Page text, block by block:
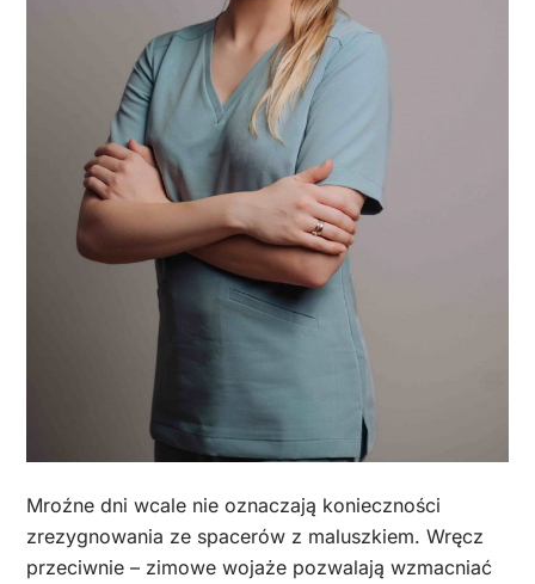
Mroźne dni wcale nie oznaczają konieczności
zrezygnowania ze spacerów z maluszkiem. Wręcz
przeciwnie – zimowe wojaże pozwalają wzmacniać